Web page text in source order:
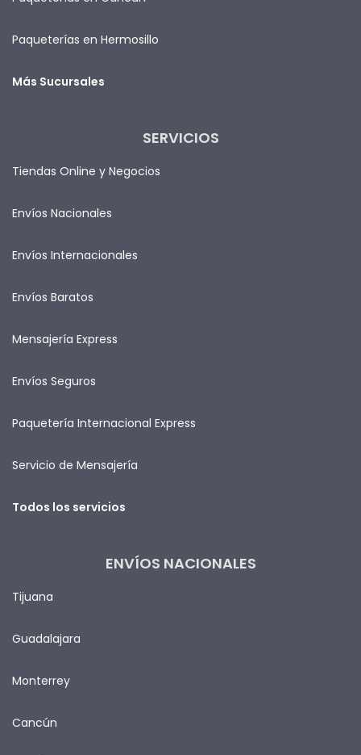
Paqueterías en Hermosillo
Más Sucursales
SERVICIOS
Tiendas Online y Negocios
Envíos Nacionales
Envíos Internacionales
Envíos Baratos
Mensajería Express
Envíos Seguros
Paquetería Internacional Express
Servicio de Mensajería
Todos los servicios
ENVÍOS NACIONALES
Tijuana
Guadalajara
Monterrey
Cancún